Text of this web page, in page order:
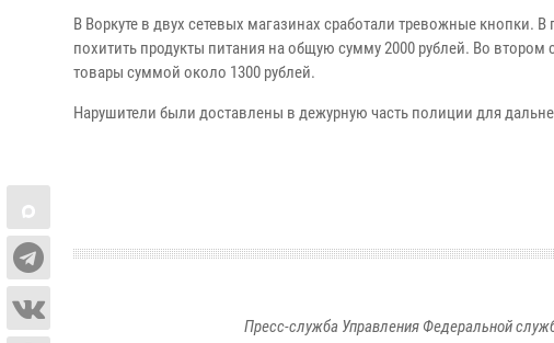
В Воркуте в двух сетевых магазинах сработали тревожные
похитить продукты питания на общую сумму 2000 рублей. Во втором
товары суммой около 1300 рублей.
Нарушители были доставлены в дежурную часть полиции для
Пресс-служба Управления Федеральной